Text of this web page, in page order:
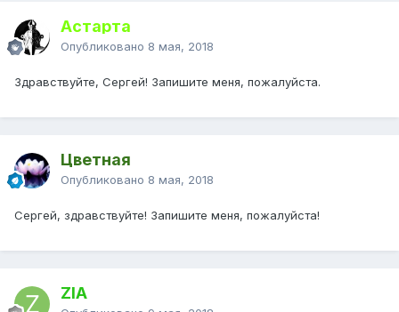
Астарта
Опубликовано 8 мая, 2018
Здравствуйте, Сергей! Запишите меня, пожалуйста.
Цветная
Опубликовано 8 мая, 2018
Сергей, здравствуйте! Запишите меня, пожалуйста!
ZIA